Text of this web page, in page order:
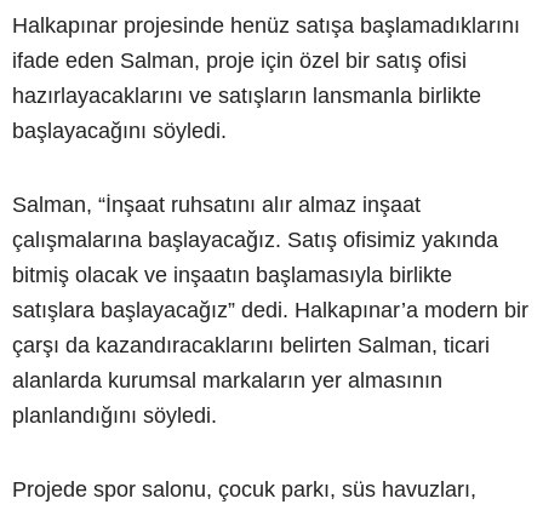
Halkapınar projesinde henüz satışa başlamadıklarını
ifade eden Salman, proje için özel bir satış ofisi
hazırlayacaklarını ve satışların lansmanla birlikte
başlayacağını söyledi.
Salman, “İnşaat ruhsatını alır almaz inşaat
çalışmalarına başlayacağız. Satış ofisimiz yakında
bitmiş olacak ve inşaatın başlamasıyla birlikte
satışlara başlayacağız” dedi. Halkapınar’a modern bir
çarşı da kazandıracaklarını belirten Salman, ticari
alanlarda kurumsal markaların yer almasının
planlandığını söyledi.
Projede spor salonu, çocuk parkı, süs havuzları,